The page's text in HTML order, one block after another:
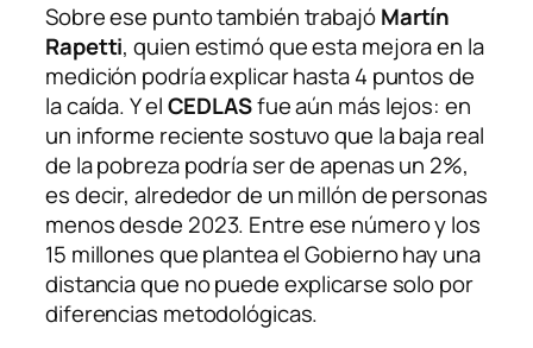
Sobre ese punto también trabajóMartín
Rapetti, quien estimó que esta mejora en la
medición podría explicar hasta 4 puntos de
la caída. Y elCEDLASfue aún más lejos: en
un informe reciente sostuvo que la baja real
de la pobreza podría ser de apenas un 2%,
es decir, alrededor de un millón de personas
menos desde 2023. Entre ese número y los
15 millones que plantea el Gobierno hay una
distancia que no puede explicarse solo por
diferencias metodológicas.